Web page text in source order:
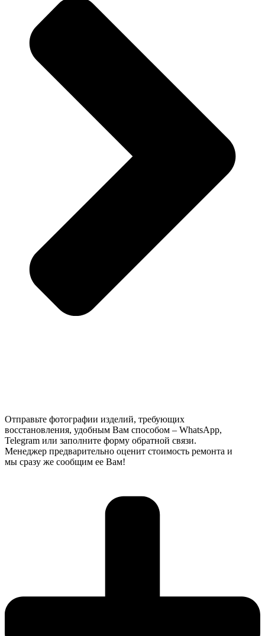
Отправьте фотографии изделий, требующих
восстановления, удобным Вам способом – WhatsApp,
Telegram или заполните форму обратной связи.
Менеджер предварительно оценит стоимость ремонта и
мы сразу же сообщим ее Вам!